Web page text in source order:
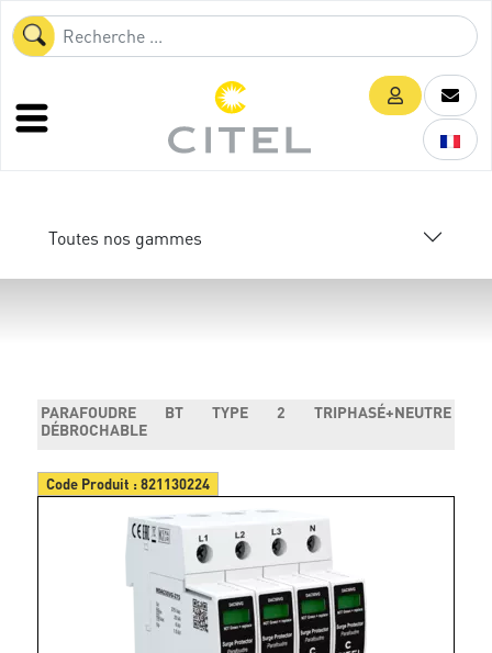
Toutes nos gammes
PARAFOUDRE BT TYPE 2 TRIPHASÉ+NEUTRE
DÉBROCHABLE
Code Produit :821130224